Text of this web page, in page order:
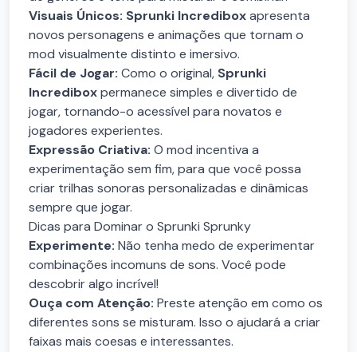
Visuais Únicos: Sprunki Incrediboxapresenta
novos personagens e animações que tornam o
mod visualmente distinto e imersivo.
Fácil de Jogar: Como o original, Sprunki
Incrediboxpermanece simples e divertido de
jogar, tornando-o acessível para novatos e
jogadores experientes.
Expressão Criativa: O mod incentiva a
experimentação sem fim, para que você possa
criar trilhas sonoras personalizadas e dinâmicas
sempre que jogar.
Dicas para Dominar o Sprunki Sprunky
Experimente: Não tenha medo de experimentar
combinações incomuns de sons. Você pode
descobrir algo incrível!
Ouça com Atenção: Preste atenção em como os
diferentes sons se misturam. Isso o ajudará a criar
faixas mais coesas e interessantes.